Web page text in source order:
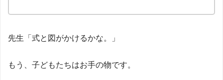
先生「式と図がかけるかな。」
もう、子どもたちはお手の物です。